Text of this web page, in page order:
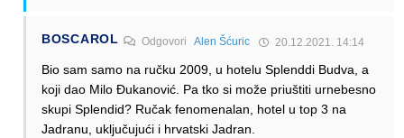
BOSCAROL Odgovori Alen Šćuric 20.12.2021. 14:14
Bio sam samo na ručku 2009, u hotelu Splenddi Budva, a
koji dao Milo Đukanović. Pa tko si može priuštiti urnebesno
skupi Splendid? Ručak fenomenalan, hotel u top 3 na
Jadranu, uključujući i hrvatski Jadran.